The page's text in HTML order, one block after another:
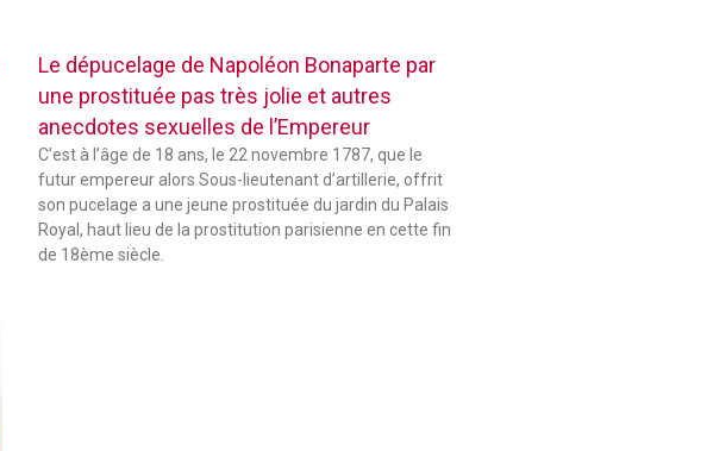
Le dépucelage de Napoléon Bonaparte par
une prostituée pas très jolie et autres
anecdotes sexuelles de l’Empereur
C’est à l’âge de 18 ans, le 22 novembre 1787, que le
futur empereur alors Sous-lieutenant d’artillerie, offrit
son pucelage a une jeune prostituée du jardin du Palais
Royal, haut lieu de la prostitution parisienne en cette fin
de 18ème siècle.